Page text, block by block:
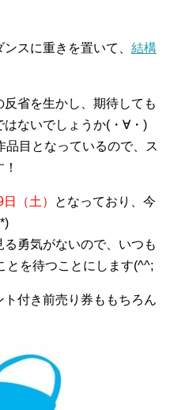
スに重きを置いて、 結構
省を生かし、期待しても
はないでしょうか(・∀・)
品目となっているので、ス
（土）
となっており、今
勇気がないので、いつも
とを待つことにします(^^;
付き前売り券ももちろん